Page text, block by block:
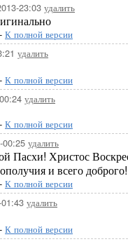
23:03 удалить
- К полной версии
удалить
- К полной версии
удалить
- К полной версии
00:25 удалить
Пасхи! Христос
и всего доброго!
- К полной версии
удалить
- К полной версии